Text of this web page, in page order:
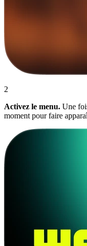
2
Activez le menu. Une
moment pour faire